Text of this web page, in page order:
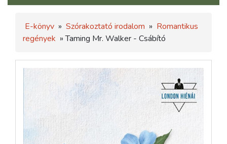
E-könyv » Szórakoztató irodalom » Romantikus
regények » Taming Mr. Walker - Csábító